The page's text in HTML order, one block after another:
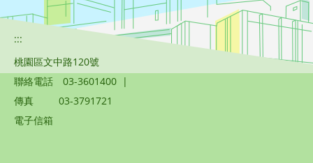
:::
桃園區文中路120號
聯絡電話
03-3601400 |
傳真
03-3791721
電子信箱